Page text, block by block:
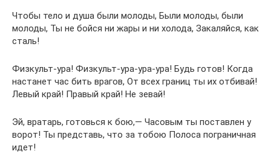
Чтобы тело и душа были молоды, Были молоды, были
молоды, Ты не бойся ни жары и ни холода, Закаляйся, как
сталь!
Физкульт-ура! Физкульт-ура-ура-ура! Будь готов! Когда
настанет час бить врагов, От всех границ ты их отбивай!
Левый край! Правый край! Не зевай!
Эй, вратарь, готовься к бою,— Часовым ты поставлен у
ворот! Ты представь, что за тобою Полоса пограничная
идет!